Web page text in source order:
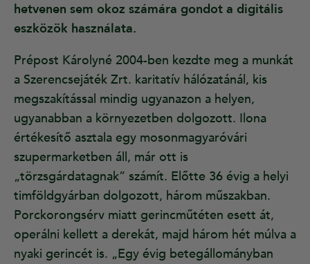
hetvenen sem okoz számára gondot a digitális
eszközök használata.
Prépost Károlyné 2004-ben kezdte meg a munkát
a Szerencsejáték Zrt. karitatív hálózatánál, kis
megszakítással mindig ugyanazon a helyen,
ugyanabban a környezetben dolgozott. Ilona
értékesítő asztala egy mosonmagyaróvári
szupermarketben áll, már ott is
„törzsgárdatagnak” számít. Előtte 36 évig a helyi
timföldgyárban dolgozott, három műszakban.
Porckorongsérv miatt gerincműtéten esett át,
operálni kellett a derekát, majd három hét múlva a
nyaki gerincét is. „Egy évig betegállományban